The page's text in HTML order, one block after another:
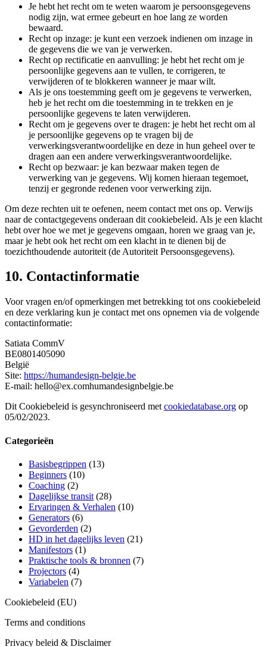
Je hebt het recht om te weten waarom je persoonsgegevens
nodig zijn, wat ermee gebeurt en hoe lang ze worden
bewaard.
Recht op inzage: je kunt een verzoek indienen om inzage in
de gegevens die we van je verwerken.
Recht op rectificatie en aanvulling: je hebt het recht om je
persoonlijke gegevens aan te vullen, te corrigeren, te
verwijderen of te blokkeren wanneer je maar wilt.
Als je ons toestemming geeft om je gegevens te verwerken,
heb je het recht om die toestemming in te trekken en je
persoonlijke gegevens te laten verwijderen.
Recht om je gegevens over te dragen: je hebt het recht om al
je persoonlijke gegevens op te vragen bij de
verwerkingsverantwoordelijke en deze in hun geheel over te
dragen aan een andere verwerkingsverantwoordelijke.
Recht op bezwaar: je kan bezwaar maken tegen de
verwerking van je gegevens. Wij komen hieraan tegemoet,
tenzij er gegronde redenen voor verwerking zijn.
Om deze rechten uit te oefenen, neem contact met ons op. Verwijs
naar de contactgegevens onderaan dit cookiebeleid. Als je een klacht
hebt over hoe we met je gegevens omgaan, horen we graag van je,
maar je hebt ook het recht om een klacht in te dienen bij de
toezichthoudende autoriteit (de Autoriteit Persoonsgegevens).
10. Contactinformatie
Voor vragen en/of opmerkingen met betrekking tot ons cookiebeleid
en deze verklaring kun je contact met ons opnemen via de volgende
contactinformatie:
Satiata CommV
BE0801405090
België
Site: https://humandesign-belgie.be
E-mail: hello@ex.comhumandesignbelgie.be
Dit Cookiebeleid is gesynchroniseerd met cookiedatabase.org op
05/02/2023.
Categorieën
Basisbegrippen (13)
Beginners (10)
Coaching (2)
Dagelijkse transit (28)
Ervaringen & Verhalen (10)
Generators (6)
Gevorderden (2)
HD in het dagelijks leven (21)
Manifestors (1)
Praktische tools & bronnen (7)
Projectors (4)
Variabelen (7)
Cookiebeleid (EU)
Terms and conditions
Privacy beleid & Disclaimer